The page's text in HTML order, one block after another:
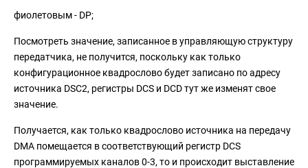
фиолетовым - DP;
Посмотреть значение, записанное в управляющую структуру
передатчика, не получится, поскольку как только
конфигурационное квадрослово будет записано по адресу
источника DSC2, регистры DCS и DCD тут же изменят свое
значение.
Получается, как только квадрослово источника на передачу
DMA помещается в соответствующий регистр DCS
программируемых каналов 0-3, то и происходит выставление